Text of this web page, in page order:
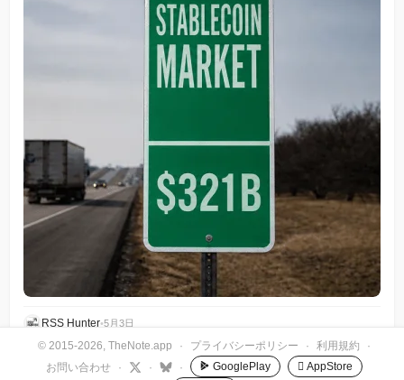
RSS Hunter•5月3日
© 2015-2026, TheNote.app · プライバシーポリシー · 利用規約
·
お問い合わせ
· · · GooglePlay  AppStore